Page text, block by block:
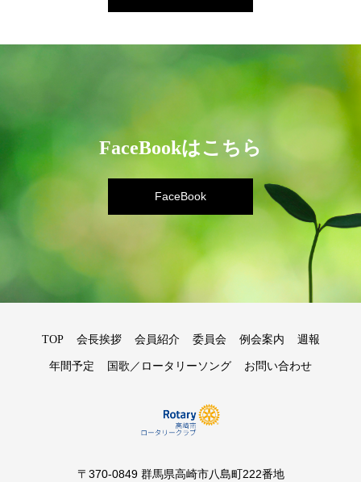
FaceBookはこちら
FaceBook
TOP 会長挨拶 会員紹介 委員会 例会案内 週報
年間予定 国歌／ロータリーソング お問い合わせ
〒370-0849 群馬県高崎市八島町222番地